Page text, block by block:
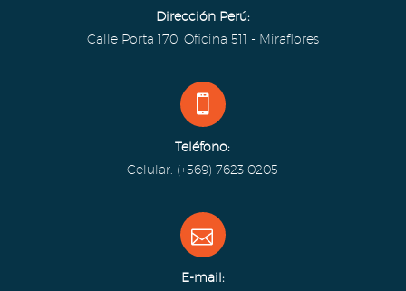
Dirección Perú:
Calle Porta 170, Oficina 511 - Miraflores


Teléfono:
Celular: (+569) 7623 0205


E-mail: